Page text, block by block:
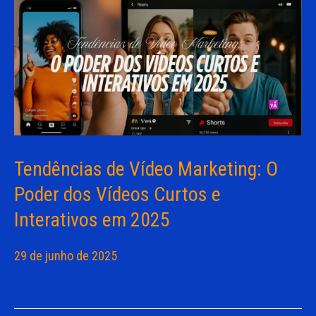
Tendências de Vídeo Marketing: O
Poder dos Vídeos Curtos e
Interativos em 2025
29 de junho de 2025